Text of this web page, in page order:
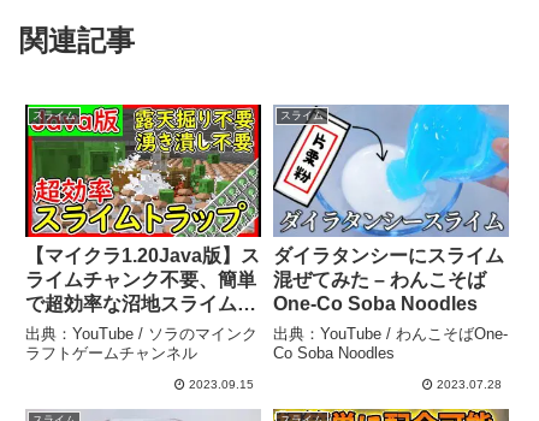
関連記事
スライム
【マイクラ1.20Java版】ス
ライムチャンク不要、簡単
で超効率な沼地スライムト
ラップの作り方！【便利装
置・回路・トラップ紹介】
ゆっくり実況 マインクラ
出典：YouTube / ソラのマインク
ラフトゲームチャンネル
2023.09.15
スライム
ダイラタンシーにスライム
混ぜてみた – わんこそば
One-Co Soba Noodles
出典：YouTube / わんこそばOne-
Co Soba Noodles
2023.07.28